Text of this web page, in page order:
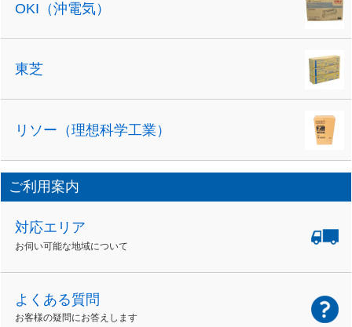
OKI（沖電気）
東芝
リソー（理想科学工業）
ご利用案内
対応エリア
お伺い可能な地域について
よくある質問
お客様の疑問にお答えします